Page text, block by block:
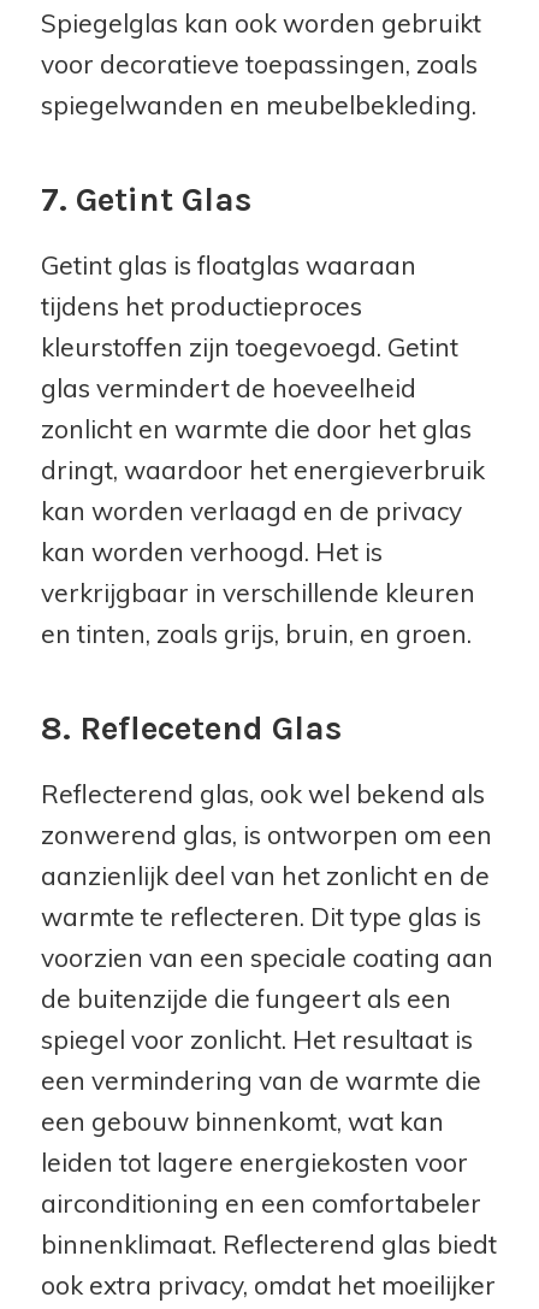
Spiegelglas kan ook worden gebruikt
voor decoratieve toepassingen, zoals
spiegelwanden en meubelbekleding.
7. Getint Glas
Getint glas is floatglas waaraan
tijdens het productieproces
kleurstoffen zijn toegevoegd. Getint
glas vermindert de hoeveelheid
zonlicht en warmte die door het glas
dringt, waardoor het energieverbruik
kan worden verlaagd en de privacy
kan worden verhoogd. Het is
verkrijgbaar in verschillende kleuren
en tinten, zoals grijs, bruin, en groen.
8. Reflecetend Glas
Reflecterend glas, ook wel bekend als
zonwerend glas, is ontworpen om een
aanzienlijk deel van het zonlicht en de
warmte te reflecteren. Dit type glas is
voorzien van een speciale coating aan
de buitenzijde die fungeert als een
spiegel voor zonlicht. Het resultaat is
een vermindering van de warmte die
een gebouw binnenkomt, wat kan
leiden tot lagere energiekosten voor
airconditioning en een comfortabeler
binnenklimaat. Reflecterend glas biedt
ook extra privacy, omdat het moeilijker